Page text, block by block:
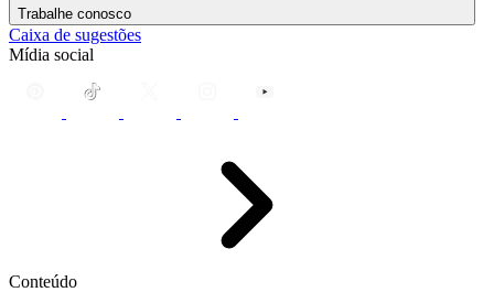
Trabalhe conosco
Caixa de sugestões
Mídia social
Conteúdo